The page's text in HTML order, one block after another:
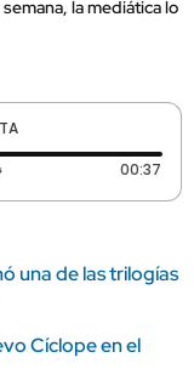
la mediática lo
00:37
una de las trilogías
Cíclope en el